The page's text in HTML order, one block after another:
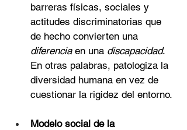
barreras físicas, sociales y
actitudes discriminatorias que
de hecho convierten una
diferencia en una discapacidad.
En otras palabras, patologiza la
diversidad humana en vez de
cuestionar la rigidez del entorno.
Modelo social de la